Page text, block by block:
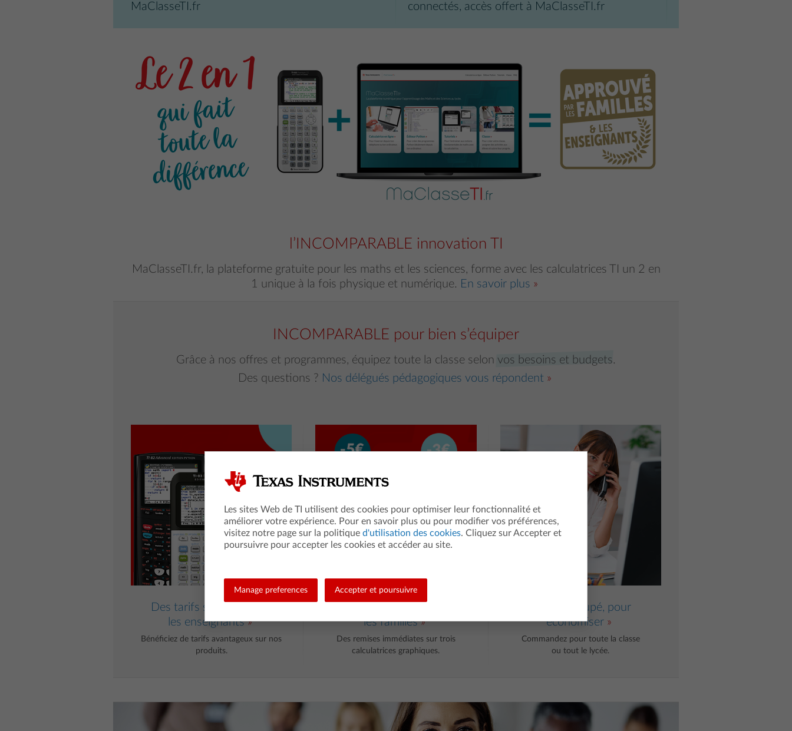
MaClasseTI.fr
connectés, accès offert à MaClasseTI.fr
l’INCOMPARABLE innovation TI
MaClasseTI.fr, la plateforme gratuite pour les maths et les sciences, forme avec les calculatrices TI un 2 en
1 unique à la fois physique et numérique. En savoir plus
INCOMPARABLE pour bien s’équiper
Grâce à nos offres et programmes, équipez toute la classe selon vos besoins et budgets.
Des questions ? Nos délégués pédagogiques vous répondent
Des tarifs spéciaux pour
les enseignants
Bénéficiez de tarifs avantageux sur nos
produits.
les familles
Des remises immédiates sur trois
calculatrices graphiques.
L’achat groupé, pour
économiser
Commandez pour toute la classe
ou tout le lycée.
Les sites Web de TI utilisent des cookies pour optimiser leur fonctionnalité et
améliorer votre expérience. Pour en savoir plus ou pour modifier vos préférences,
visitez notre page sur la politique d'utilisation des cookies. Cliquez sur Accepter et
poursuivre pour accepter les cookies et accéder au site.
Manage preferences Accepter et poursuivre